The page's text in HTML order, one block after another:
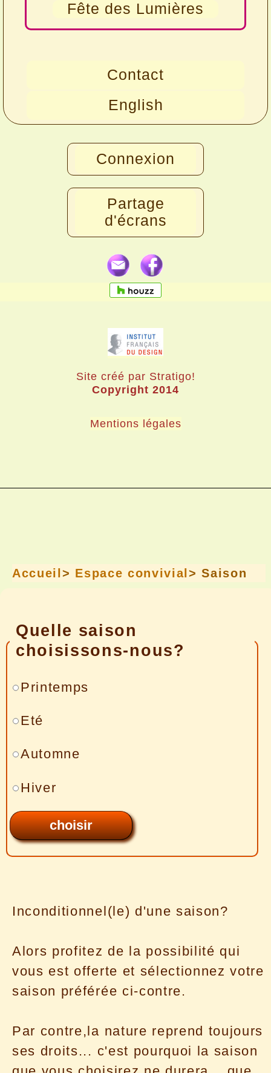
Fête des Lumières
Contact
English
Connexion
Partage
d'écrans
Site créé par Stratigo!
Copyright 2014
Mentions légales
Accueil > Espace convivial> Saison
Quelle saison
choisissons-nous?
Printemps
Eté
Automne
Hiver
Inconditionnel(le) d'une saison?
Alors profitez de la possibilité qui
vous est offerte et sélectionnez votre
saison préférée ci-contre.
Par contre,la nature reprend toujours
ses droits... c'est pourquoi la saison